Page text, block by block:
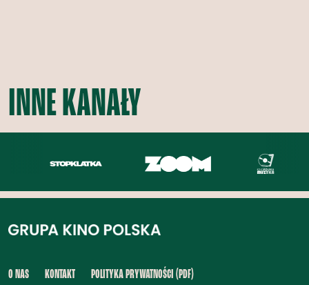
INNE KANAŁY
O NAS KONTAKT POLITYKA PRYWATNOŚCI (PDF)